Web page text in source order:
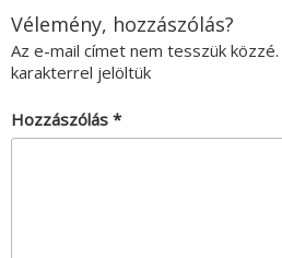
Vélemény, hozzászólás?
Az e-mail címet nem tesszük közzé.
karakterrel jelöltük
Hozzászólás *